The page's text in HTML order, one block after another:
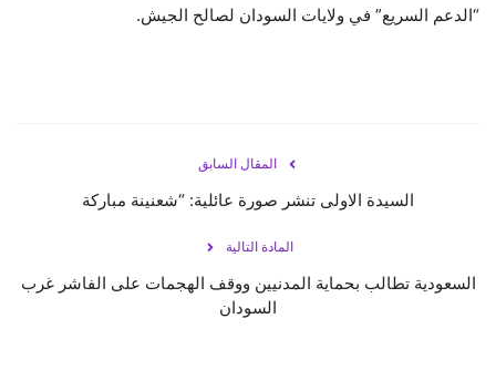
“الدعم السريع” في ولايات السودان لصالح الجيش.
المقال السابق
السيدة الاولى تنشر صورة عائلية: “شعنينة مباركة
المادة التالية
السعودية تطالب بحماية المدنيين ووقف الهجمات على الفاشر غرب
السودان